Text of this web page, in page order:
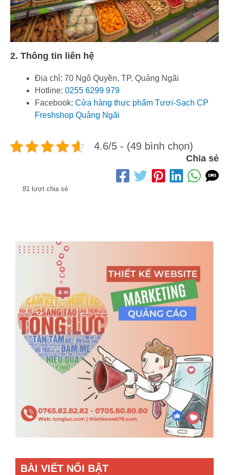
2. Thông tin liên hệ
Địa chỉ: 70 Ngô Quyền, TP. Quảng Ngãi
Hotline: 0255 6299 979
Facebook: Cửa hàng thực phẩm Tươi-Sạch CP
Freshshop Quảng Ngãi
4.6/5 - (49 bình chọn)
Chia sẻ
81 lượt chia sẻ
BÀI VIẾT NỔI BẬT